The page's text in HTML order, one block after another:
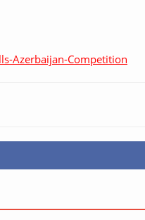
Azerbaijan-Competition